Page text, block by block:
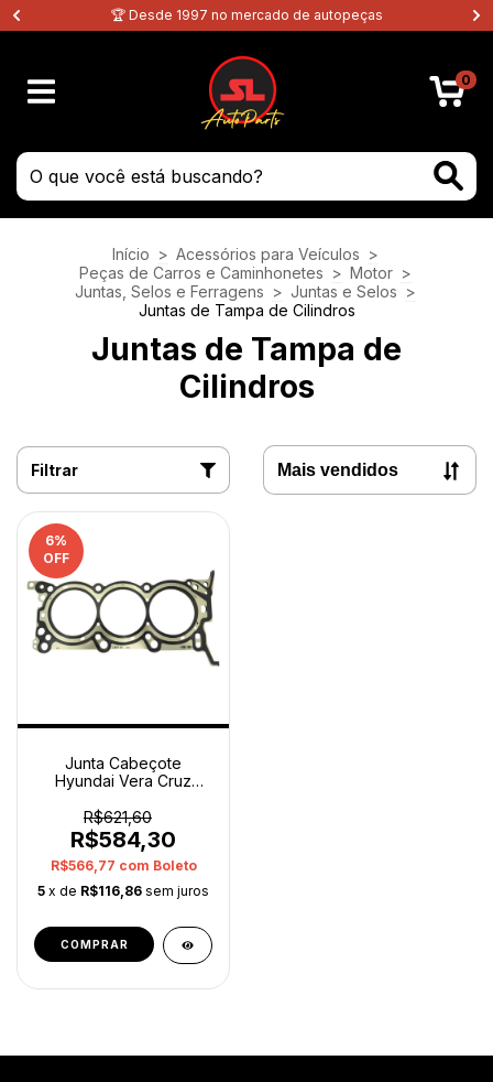
🏆 Desde 1997 no mercado de autopeças
0
Início > Acessórios para Veículos >
Peças de Carros e Caminhonetes > Motor >
Juntas, Selos e Ferragens > Juntas e Selos >
Juntas de Tampa de Cilindros
Juntas de Tampa de
Cilindros
Filtrar
6%
OFF
Junta Cabeçote
Hyundai Vera Cruz
Original
R$621,60
R$584,30
R$566,77 com Boleto
5 x de R$116,86 sem juros